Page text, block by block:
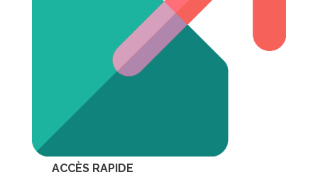
ACCÈS RAPIDE